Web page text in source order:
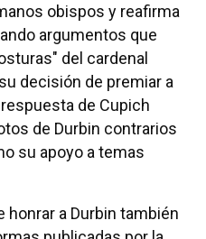
obispos y reafirma
argumentos que
del cardenal
decisión de premiar a
de Cupich
de Durbin contrarios
su apoyo a temas
honrar a Durbin también